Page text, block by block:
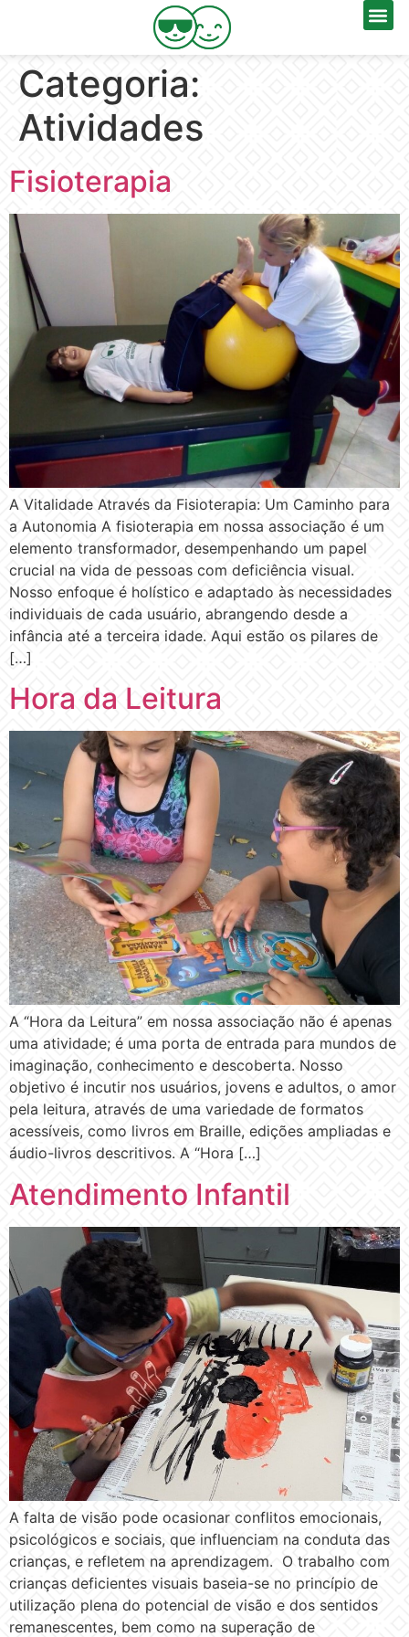
Categoria:
Atividades
Fisioterapia
A Vitalidade Através da Fisioterapia: Um Caminho para
a Autonomia A fisioterapia em nossa associação é um
elemento transformador, desempenhando um papel
crucial na vida de pessoas com deficiência visual.
Nosso enfoque é holístico e adaptado às necessidades
individuais de cada usuário, abrangendo desde a
infância até a terceira idade. Aqui estão os pilares de
[…]
Hora da Leitura
A “Hora da Leitura” em nossa associação não é apenas
uma atividade; é uma porta de entrada para mundos de
imaginação, conhecimento e descoberta. Nosso
objetivo é incutir nos usuários, jovens e adultos, o amor
pela leitura, através de uma variedade de formatos
acessíveis, como livros em Braille, edições ampliadas e
áudio-livros descritivos. A “Hora […]
Atendimento Infantil
A falta de visão pode ocasionar conflitos emocionais,
psicológicos e sociais, que influenciam na conduta das
crianças, e refletem na aprendizagem. O trabalho com
crianças deficientes visuais baseia-se no princípio de
utilização plena do potencial de visão e dos sentidos
remanescentes, bem como na superação de